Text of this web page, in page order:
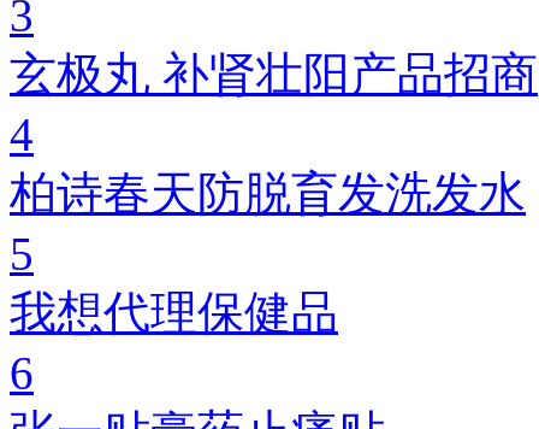
3
玄极丸 补肾壮阳产品招商
4
柏诗春天防脱育发洗发水
5
我想代理保健品
6